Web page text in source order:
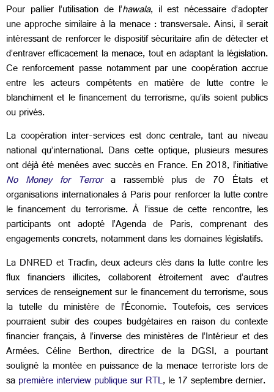
Pour pallier l’utilisation de l’hawala, il est nécessaire d’adopter
une approche similaire à la menace : transversale. Ainsi, il serait
intéressant de renforcer le dispositif sécuritaire afin de détecter et
d’entraver efficacement la menace, tout en adaptant la législation.
Ce renforcement passe notamment par une coopération accrue
entre les acteurs compétents en matière de lutte contre le
blanchiment et le financement du terrorisme, qu’ils soient publics
ou privés.
La coopération inter-services est donc centrale, tant au niveau
national qu’international. Dans cette optique, plusieurs mesures
ont déjà été menées avec succès en France. En 2018, l’initiative
No Money for Terrora rassemblé plus de 70 États et
organisations internationales à Paris pour renforcer la lutte contre
le financement du terrorisme. À l’issue de cette rencontre, les
participants ont adopté l’Agenda de Paris, comprenant des
engagements concrets, notamment dans les domaines législatifs.
La DNRED et Tracfin, deux acteurs clés dans la lutte contre les
flux financiers illicites, collaborent étroitement avec d’autres
services de renseignement sur le financement du terrorisme, sous
la tutelle du ministère de l’Économie. Toutefois, ces services
pourraient subir des coupes budgétaires en raison du contexte
financier français, à l’inverse des ministères de l’Intérieur et des
Armées. Céline Berthon, directrice de la DGSI, a pourtant
souligné la montée en puissance de la menace terroriste lors de
sapremière interview publique sur RTL, le 17 septembre dernier.